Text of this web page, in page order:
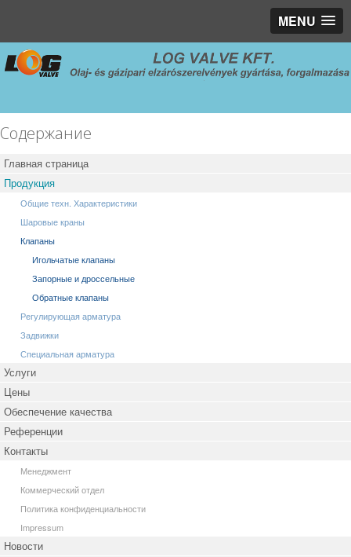
MENU
Содержание
Главная страница
Продукция
Общие техн. Характеристики
Шаровые краны
Клапаны
Игольчатые клапаны
Запорные и дроссельные
Обратные клапаны
Регулирующая арматура
Задвижки
Специальная арматура
Услуги
Цены
Обеспечение качества
Референции
Контакты
Менеджмент
Коммерческий отдел
Политика конфиденциальности
Impressum
Новости